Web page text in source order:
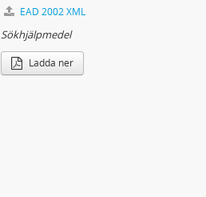
EAD 2002 XML
Sökhjälpmedel
Ladda ner